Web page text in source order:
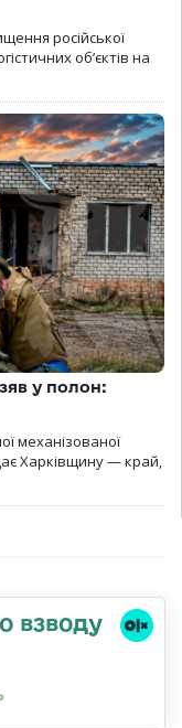
російської
об’єктів на
у полон:
механізованої
Харківщину — край,
взводу